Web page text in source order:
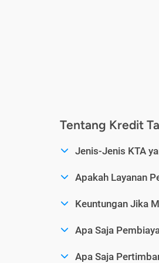
Tentang Kredit
Jenis-Jenis KTA
Apakah Layanan
Keuntungan Jika
Apa Saja
Apa Saja